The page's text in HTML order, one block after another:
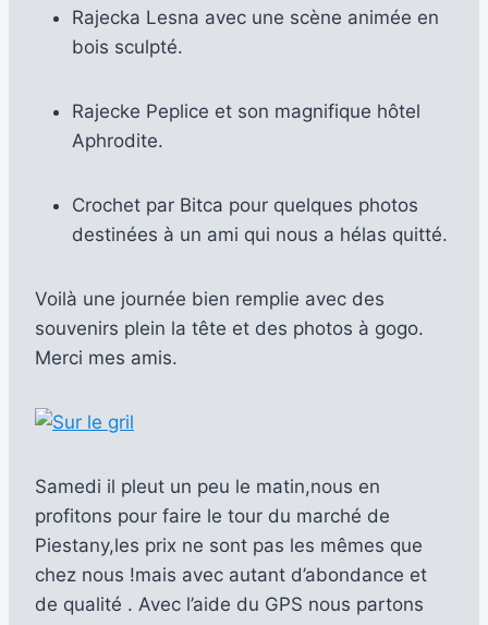
Rajecka Lesna avec une scène animée en
bois sculpté.
Rajecke Peplice et son magnifique hôtel
Aphrodite.
Crochet par Bitca pour quelques photos
destinées à un ami qui nous a hélas quitté.
Voilà une journée bien remplie avec des
souvenirs plein la tête et des photos à gogo.
Merci mes amis.
Samedi il pleut un peu le matin,nous en
profitons pour faire le tour du marché de
Piestany,les prix ne sont pas les mêmes que
chez nous !mais avec autant d’abondance et
de qualité . Avec l’aide du GPS nous partons